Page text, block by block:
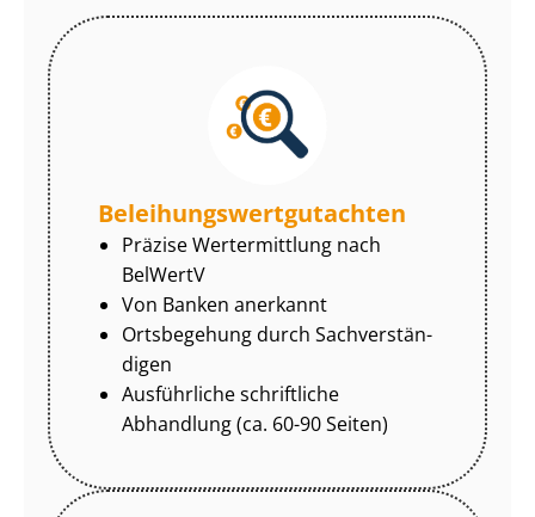
Be­lei­hungs­wert­gut­ach­ten
Präzise Wertermittlung nach
BelWertV
Von Banken anerkannt
Ortsbegehung durch Sach­ver­stän­
di­gen
Ausführliche schriftliche
Abhandlung (ca. 60-90 Seiten)